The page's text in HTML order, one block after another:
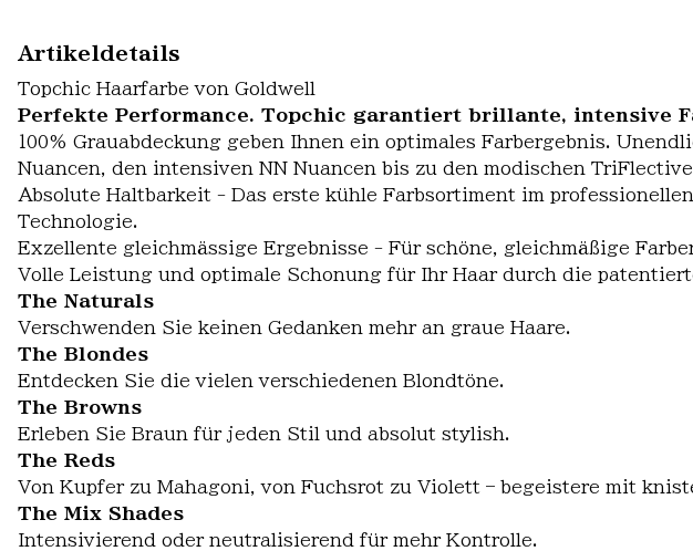
Artikeldetails
Topchic Haarfarbe von Goldwell
Perfekte Performance. Topchic garantiert brillante, intensive
100% Grauabdeckung geben Ihnen ein optimales Farbergebnis.
Nuancen, den intensiven NN Nuancen bis zu den modischen
Absolute Haltbarkeit - Das erste kühle Farbsortiment im
Technologie.
Exzellente gleichmässige Ergebnisse - Für schöne, gleichmäßige
Volle Leistung und optimale Schonung für Ihr Haar durch die
The Naturals
Verschwenden Sie keinen Gedanken mehr an graue Haare.
The Blondes
Entdecken Sie die vielen verschiedenen Blondtöne.
The Browns
Erleben Sie Braun für jeden Stil und absolut stylish.
The Reds
Von Kupfer zu Mahagoni, von Fuchsrot zu Violett – begeistere mit
The Mix Shades
Intensivierend oder neutralisierend für mehr Kontrolle.